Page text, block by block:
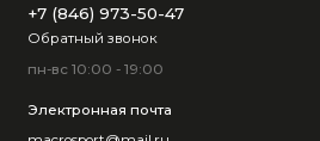
+7 (846) 973-50-47
Обратный звонок
пн-вс 10:00 - 19:00
Электронная почта